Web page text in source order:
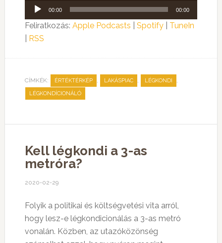
Audió
lejátszó
00:00 00:00
Feliratkozás: Apple Podcasts Spotify| TuneIn
RSS
CÍMKÉK: ÉRTÉKTÉRKÉP , LAKÁSPIAC , LÉGKONDI ,
LÉGKONDÍCIONÁLÓ
Kell légkondi a 3-as
metróra?
2020-02-29
Folyik a politikai és költségvetési vita arról,
hogy lesz-e légkondicionálás a 3-as metró
vonalán. Közben, az utazóközönség